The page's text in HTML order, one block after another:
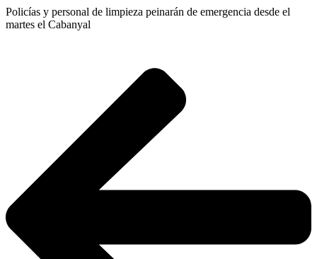
Policías y personal de limpieza peinarán de emergencia desde el
martes el Cabanyal